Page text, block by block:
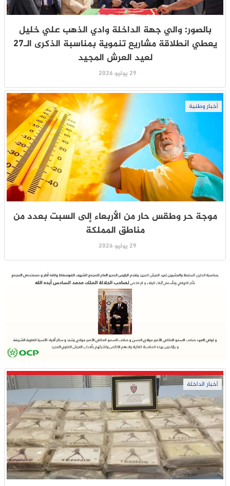
بالصور: والي جهة الداخلة وادي الذهب علي خليل
يعطي انطلاقة مشاريع تنموية بمناسبة الذكرى الـ27
لعيد العرش المجيد
29 يوليو 2026
أخبار وطنية
موجة حر وطقس حار من الأربعاء إلى السبت بعدد من
مناطق المملكة
29 يوليو 2026
أخبار الداخلة